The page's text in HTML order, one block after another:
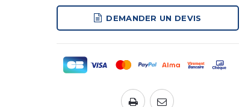
DEMANDER UN DEVIS